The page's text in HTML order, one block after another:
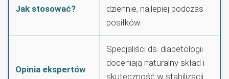
Jak stosować?
dziennie, najlepiej podczas
posiłków.
Opinia ekspertów
Specjaliści ds. diabetologii
doceniają naturalny skład i
skuteczność w stabilizacji